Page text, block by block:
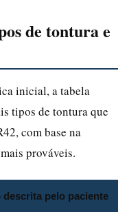
de tontura e
inicial, a tabela
tipos de tontura que
com base na
prováveis.
descrita pelo paciente